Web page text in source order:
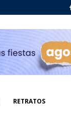
RETRATOS